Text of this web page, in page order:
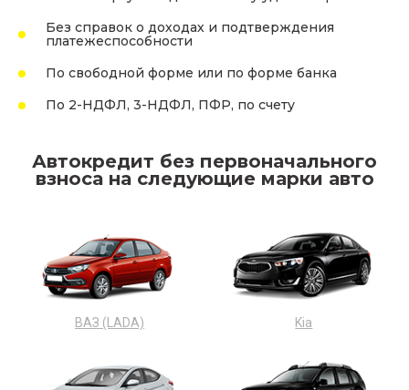
Без справок о доходах и подтверждения
платежеспособности
По свободной форме или по форме банка
По 2-НДФЛ, 3-НДФЛ, ПФР, по счету
Автокредит без первоначального
взноса на следующие марки авто
ВАЗ (LADA) Kia